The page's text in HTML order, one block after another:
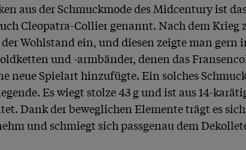
aus der Schmuckmode des Midcentury ist
Cleopatra-Collier genannt. Nach dem Krieg
Wohlstand ein, und diesen zeigte man gern
und -armbänder, denen das
neue Spielart hinzufügte. Ein solches
Es wiegt stolze 43 g und ist aus 14-
Dank der beweglichen Elemente trägt es sich
und schmiegt sich passgenau dem